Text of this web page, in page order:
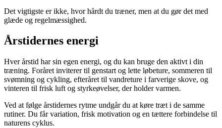
Det vigtigste er ikke, hvor hårdt du træner, men at du gør det med
glæde og regelmæssighed.
Årstidernes energi
Hver årstid har sin egen energi, og du kan bruge den aktivt i din
træning. Foråret inviterer til genstart og lette løbeture, sommeren til
svømning og cykling, efteråret til vandreture i farverige skove, og
vinteren til frisk luft og styrkeøvelser, der holder varmen.
Ved at følge årstidernes rytme undgår du at køre træt i de samme
rutiner. Du får variation, frisk motivation og en tættere forbindelse til
naturens cyklus.